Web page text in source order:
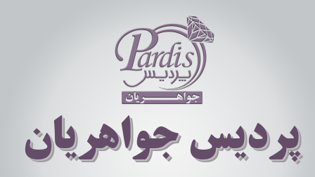
​​​​پردیس جواهریان